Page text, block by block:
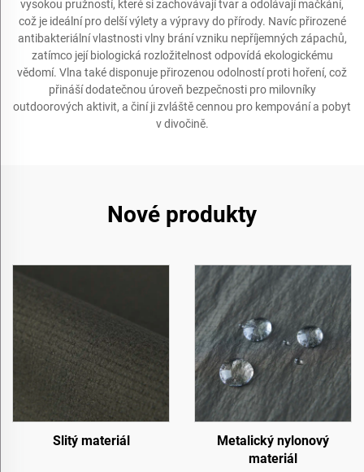
vysokou pružností, které si zachovávají tvar a odolávají mačkání,
což je ideální pro delší výlety a výpravy do přírody. Navíc přirozené
antibakteriální vlastnosti vlny brání vzniku nepříjemných zápachů,
zatímco její biologická rozložitelnost odpovídá ekologickému
vědomí. Vlna také disponuje přirozenou odolností proti hoření, což
přináší dodatečnou úroveň bezpečnosti pro milovníky
outdoorových aktivit, a činí ji zvláště cennou pro kempování a pobyt
v divočině.
Nové produkty
Slitý materiál
Metalický nylonový
materiál